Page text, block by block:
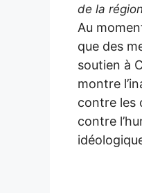
de la
Au
que des
soutien à
montre
contre les
contre